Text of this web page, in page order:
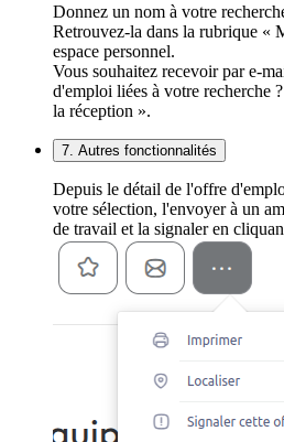
Donnez un nom à votre
Retrouvez-la dans la rubrique «
espace personnel.
Vous souhaitez recevoir par e-
d'emploi liées à votre recherche
la réception ».
7. Autres fonctionnalités
Depuis le détail de l'offre
votre sélection, l'envoyer à un
de travail et la signaler en